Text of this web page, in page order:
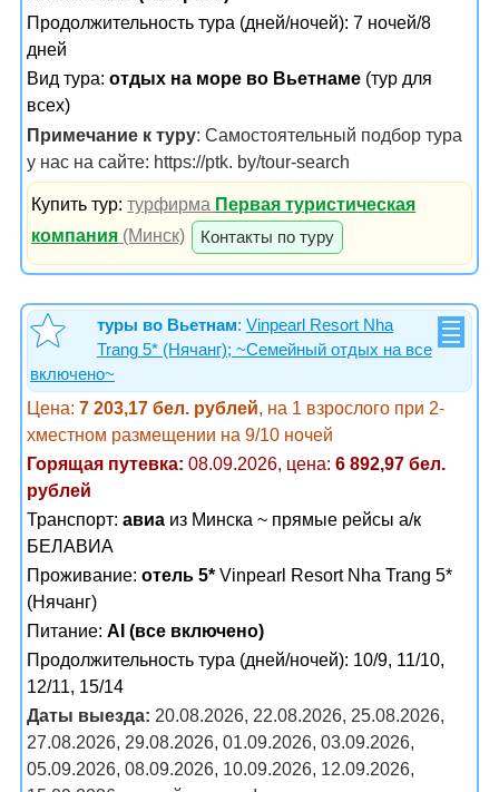
Продолжительность тура (дней/ночей): 7 ночей/8
дней
Вид тура: отдых на море во Вьетнаме (тур для
всех)
Примечание к туру: Самостоятельный подбор тура
у нас на сайте: https://ptk. by/tour-search
Купить тур:турфирма Первая туристическая
компания (Минск) Контакты по туру
туры во Вьетнам: Vinpearl Resort Nha
Trang 5* (Нячанг); ~Семейный отдых на все
включено~
Цена: 7 203,17 бел. рублей, на 1 взрослого при 2-
хместном размещении на 9/10 ночей
Горящая путевка: 08.09.2026, цена: 6 892,97 бел.
рублей
Транспорт: авиа из Минска ~ прямые рейсы а/к
БЕЛАВИА
Проживание: отель 5* Vinpearl Resort Nha Trang 5*
(Нячанг)
Питание: AI (все включено)
Продолжительность тура (дней/ночей): 10/9, 11/10,
12/11, 15/14
Даты выезда: 20.08.2026, 22.08.2026, 25.08.2026,
27.08.2026, 29.08.2026, 01.09.2026, 03.09.2026,
05.09.2026, 08.09.2026, 10.09.2026, 12.09.2026,